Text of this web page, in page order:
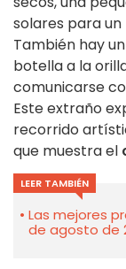
solares para
También hay
botella a la
comunicarse
Este extraño
recorrido
que muestra el
LEER TAMBIÉN
Las mejores
de agosto de